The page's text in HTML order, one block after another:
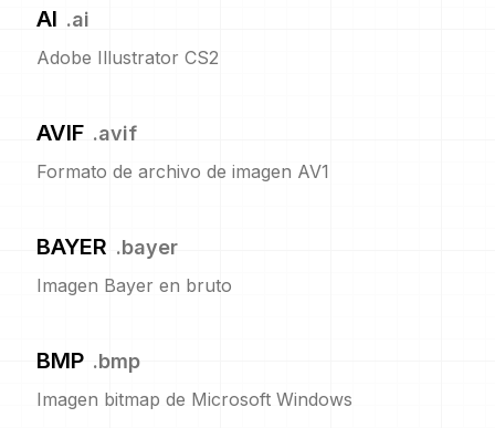
AI .ai
Adobe Illustrator CS2
AVIF .avif
Formato de archivo de imagen AV1
BAYER .bayer
Imagen Bayer en bruto
BMP .bmp
Imagen bitmap de Microsoft Windows